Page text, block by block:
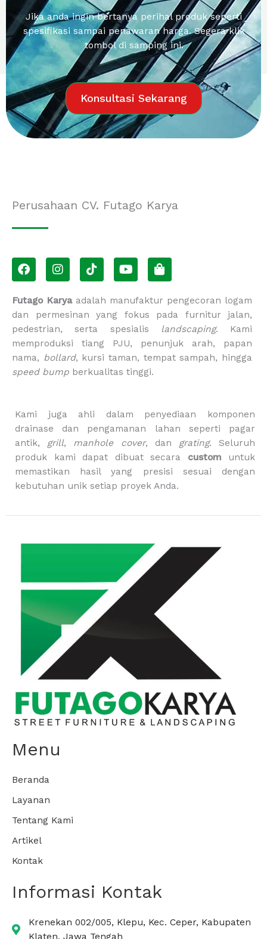
Jika anda ingin bertanya perihal produk seperti
spesifikasi sampai penawaran harga. Segera klik
tombol di samping ini.
Konsultasi Sekarang
Perusahaan CV. Futago Karya
F
a
e
b
o
o
k
I
n
t
a
g
r
a
m
T
i
t
o
k
Y
o
t
u
b
e
S
h
p
p
i
n
g
-
Futago Karyaadalah manufaktur pengecoran logam
dan permesinan yang fokus pada furnitur jalan,
pedestrian, serta spesialis landscaping. Kami
memproduksi tiang PJU, penunjuk arah, papan
nama, bollard, kursi taman, tempat sampah, hingga
speed bump berkualitas tinggi.
Kami juga ahli dalam penyediaan komponen
drainase dan pengamanan lahan seperti pagar
antik, grill, manhole cover, dan grating. Seluruh
produk kami dapat dibuat secara custom untuk
memastikan hasil yang presisi sesuai dengan
kebutuhan unik setiap proyek Anda.
Menu
Beranda
Layanan
Tentang Kami
Artikel
Kontak
Informasi Kontak
Krenekan 002/005, Klepu, Kec. Ceper, Kabupaten
Klaten, Jawa Tengah